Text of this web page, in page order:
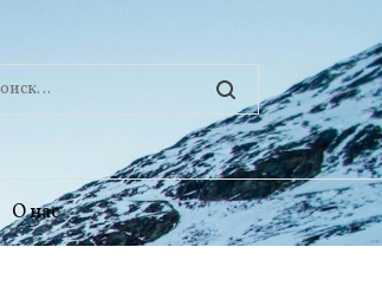
О нас